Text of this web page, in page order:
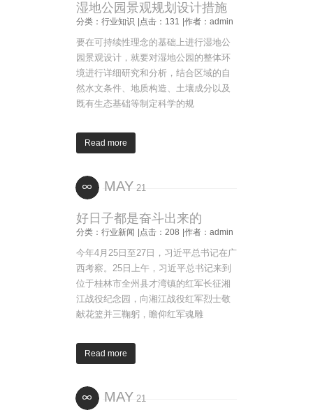
湿地公园景观规划设计措施
分类：行业知识 |点击：131 |作者：admin
要在可持续性理念的基础上进行湿地公
园景观设计，就要对湿地公园的整体环
境进行详细研究和分析，结合区域的自
然水文条件、地质构造、土壤成分以及
既有生态基础等制定科学的规
Read more
MAY 21
好日子都是奋斗出来的
分类：行业新闻 |点击：208 |作者：admin
今年4月25日至27日，习近平总书记在广
西考察。25日上午，习近平总书记来到
位于桂林市全州县才湾镇的红军长征湘
江战役纪念园，向湘江战役红军烈士敬
献花篮并三鞠躬，瞻仰红军魂雕
Read more
MAY 21